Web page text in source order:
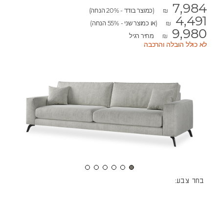
₪ 7,984 (כמוצר בודד - 20% הנחה)
₪ 4,491 (או כמוצר שני - 55% הנחה)
₪ 9,980 מחיר רגיל
לא כולל הובלה והרכבה
בחר צבע: